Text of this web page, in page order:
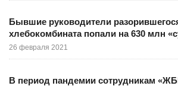
Бывшие руководители
хлебокомбината попали на 630 млн
26 февраля 2021
В период пандемии сотрудникам